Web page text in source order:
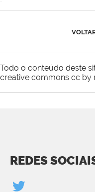
Todo o conteúdo deste
creative commons cc by
REDES